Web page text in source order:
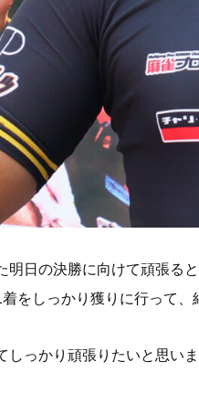
明日の決勝に向けて頑張る
をしっかり獲りに行って
しっかり頑張りたいと思いま